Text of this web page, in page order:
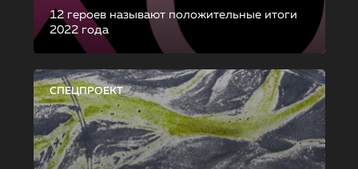
12 героев называют положительные итоги
2022 года
СПЕЦПРОЕКТ